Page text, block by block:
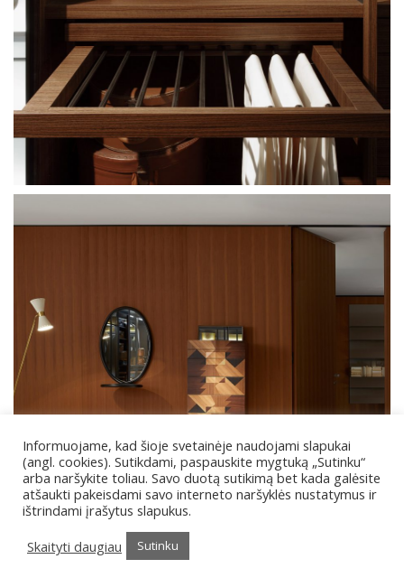
Porro Spa Tiller
Porro Spa System
Informuojame, kad šioje svetainėje naudojami slapukai
(angl. cookies). Sutikdami, paspauskite mygtuką „Sutinku“
arba naršykite toliau. Savo duotą sutikimą bet kada galėsite
atšaukti pakeisdami savo interneto naršyklės nustatymus ir
ištrindami įrašytus slapukus.
Skaityti daugiau
Sutinku